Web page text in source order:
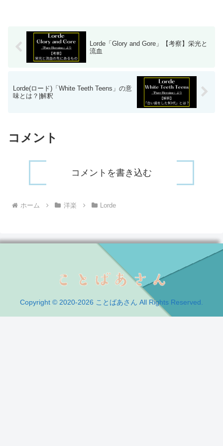
Lorde「Glory and Gore」【考察】栄光と
流血
Lorde(ロード)「White Teeth Teens」の意
味とは？|解釈
コメント
コメントを書き込む
ホーム 洋楽 Lorde
Copyright © 2020-2026 ことばあさん All Rights Reserved.